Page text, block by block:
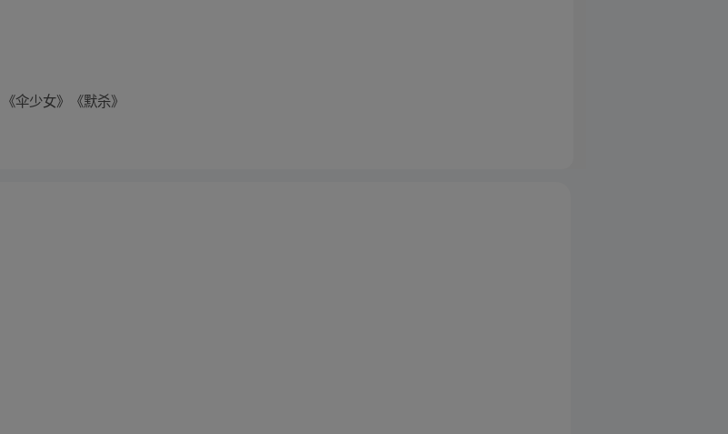
伞少女》《默杀》